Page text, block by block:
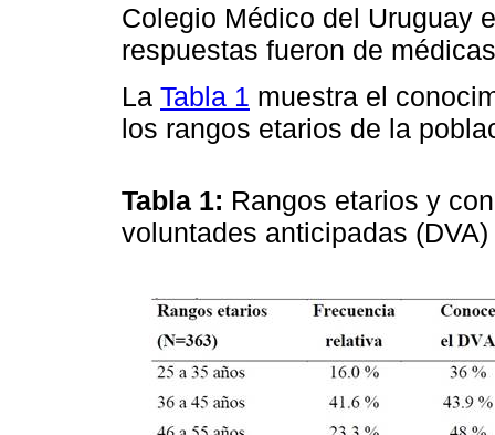
Colegio Médico del Uruguay
respuestas fueron de
La Tabla 1 muestra el
los rangos etarios de la
Tabla 1: Rangos etarios y
voluntades anticipadas (DVA)